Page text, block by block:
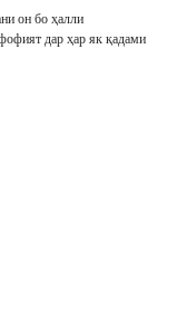
он бо ҳалли
дар ҳар як қадами